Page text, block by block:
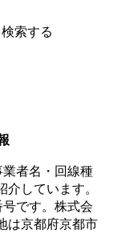
業者名・回線種
しています。
です。 株式会
は京都府京都市